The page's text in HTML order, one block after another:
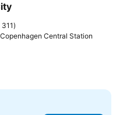
til i favoritter
311
Central Station